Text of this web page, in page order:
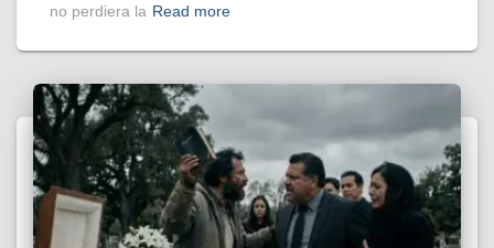
no perdiera la Read more